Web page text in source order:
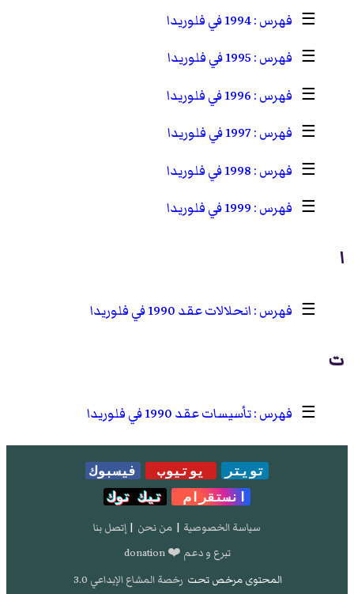
☰
1994 في فلوريدا
☰
1995 في فلوريدا
☰
1996 في فلوريدا
☰
1997 في فلوريدا
☰
1998 في فلوريدا
☰
1999 في فلوريدا
ا
☰ انحلالات عقد 1990 في فلوريدا
ت
☰ تأسيسات عقد 1990 في فلوريدا
تويتر يوتيوب
فيسبوك
انستقرام
تيك توك
سياسة الخصوصية | من نحن | إتصل بنا
تبرع و دعم ❤️ donation
المحتوى مرخص تحت رخصة المشاع الإبداعي 3.0